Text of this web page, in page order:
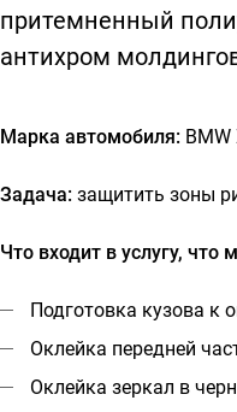
притемненный
антихром
Марка автомобиля: BMW
Задача: защитить зоны
Что входит в услугу, что
Подготовка кузова к
Оклейка передней
Оклейка зеркал в